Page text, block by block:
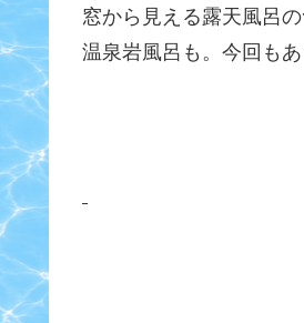
窓から見える露天風呂
温泉岩風呂も。今回も